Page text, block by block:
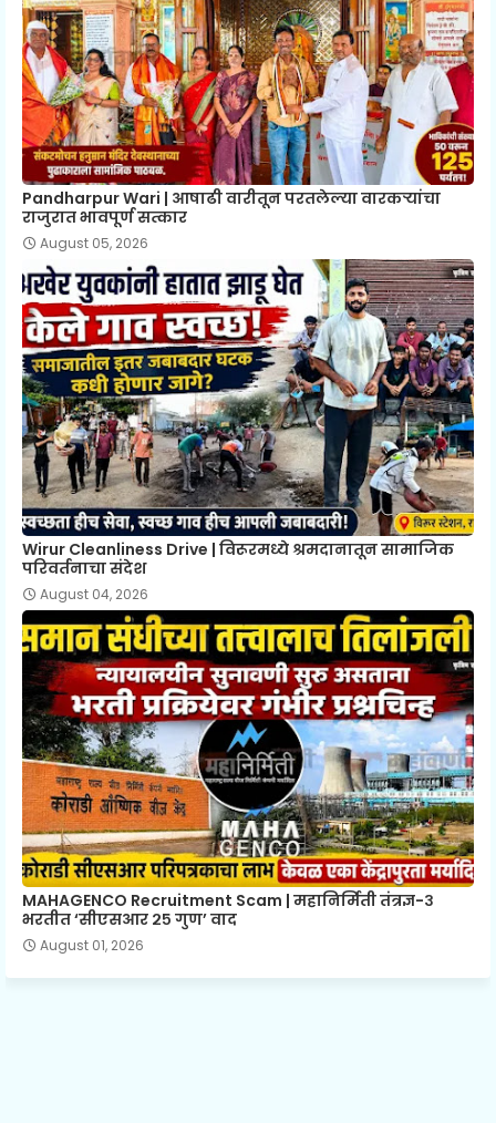
Pandharpur Wari | आषाढी वारीतून परतलेल्या वारकऱ्यांचा
राजुरात भावपूर्ण सत्कार
August 05, 2026
Wirur Cleanliness Drive | विरूरमध्ये श्रमदानातून सामाजिक
परिवर्तनाचा संदेश
August 04, 2026
MAHAGENCO Recruitment Scam | महानिर्मिती तंत्रज्ञ-३
भरतीत ‘सीएसआर २५ गुण’ वाद
August 01, 2026